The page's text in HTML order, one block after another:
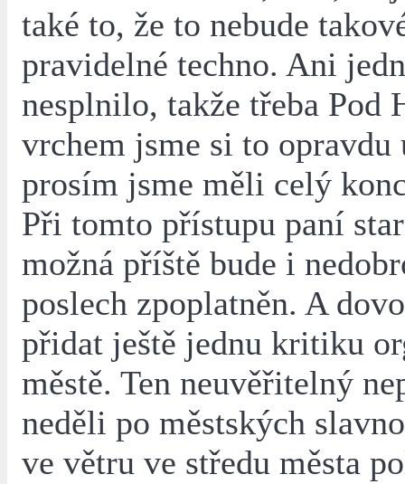
také to, že to nebude
pravidelné techno. Ani
nesplnilo, takže třeba Pod
vrchem jsme si to
prosím jsme měli celý
Při tomto přístupu paní
možná příště bude i
poslech zpoplatněn. A
přidat ještě jednu kritiku
městě. Ten neuvěřitelný
neděli po městských
ve větru ve středu města